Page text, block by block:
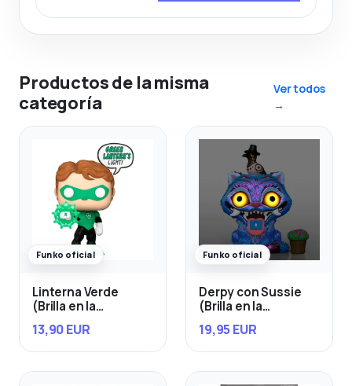
Productos de la misma
categoría
Ver todos
→
Funko oficial
Linterna Verde
(Brilla en la
13,90 EUR
Funko oficial
Derpy con Sussie
(Brilla en la
19,95 EUR